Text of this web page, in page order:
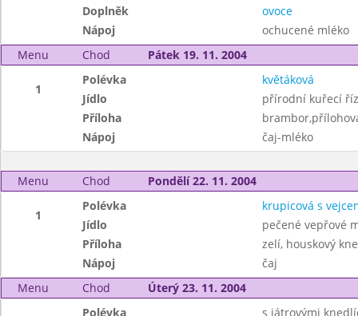
Doplněk
ovoce
Nápoj
ochucené mléko
Menu
Chod Pátek 19. 11. 2004
1
Polévka
květáková
Jídlo
přírodní kuřecí
Příloha
Nápoj
čaj-mléko
Menu Chod Pondělí 22. 11. 2004
1
Polévka
krupicová s
Jídlo
pečené vepřové
Příloha
zelí, houskový
Nápoj
čaj
Menu
Chod Úterý 23. 11. 2004
Polévka s játrovými